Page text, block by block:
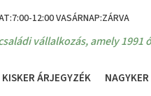
12:00 VASÁRNAP:ZÁRVA
vállalkozás, amely
KISKER ÁRJEGYZÉK